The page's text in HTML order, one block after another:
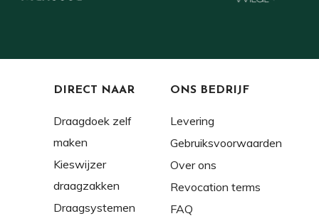
DIRECT NAAR
Draagdoek zelf
maken
Kieswijzer
draagzakken
Draagsystemen
ONS BEDRIJF
Levering
Gebruiksvoorwaarden
Over ons
Revocation terms
FAQ